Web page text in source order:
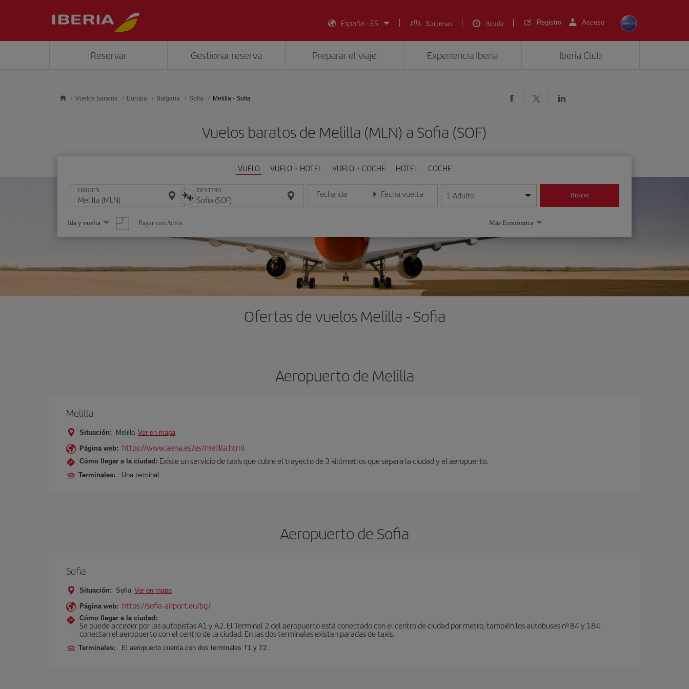
España - ES
Empresas Ayuda Registro Acceso
Reservar Gestionar reserva Preparar el viaje Experiencia Iberia Iberia Club
Vuelos baratos Europa Bulgaria Sofia Melilla - Sofia
Vuelos baratos de Melilla (MLN) a Sofia (SOF)
VUELO VUELO + HOTEL VUELO + COCHE HOTEL COCHE
ORIGEN DESTINO Fecha ida
Introduce la fecha en formato día/mes/año
Fecha vuelta
Introduce la fecha en formato día/mes/año
1 Adulto Buscar
Seleccione
una
opción
Ida y vuelta Pagar con Avios Más Económica
Ofertas de vuelos Melilla - Sofia
Aeropuerto de Melilla
Melilla
Situación: Melilla Ver en mapa
Página web: https://www.aena.es/es/melilla.html
Cómo llegar a la ciudad: Existe un servicio de taxis que cubre el trayecto de 3 kilómetros que separa la ciudad y el aeropuerto.
Terminales: Una terminal
Aeropuerto de Sofia
Sofia
Situación: Sofia Ver en mapa
Página web: https://sofia-airport.eu/bg/
Cómo llegar a la ciudad:
Se puede acceder por las autopistas A1 y A2. El Terminal 2 del aeropuerto está conectado con el centro de ciudad por metro, también los autobuses nº 84 y 184
conectan el aeropuerto con el centro de la ciudad. En las dos terminales existen paradas de taxis.
Terminales: El aeropuerto cuenta con dos terminales T1 y T2.